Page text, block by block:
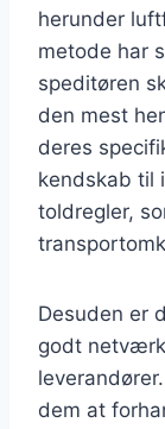
herunder
metode har
speditøren
den mest
deres
kendskab til
toldregler,
Desuden er
godt
dem at